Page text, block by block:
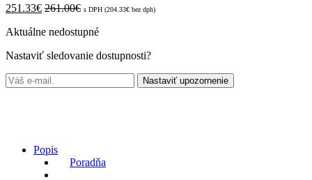
251.33€ 261.00€ s DPH (204.33€ bez dph)
Aktuálne nedostupné
Nastaviť sledovanie dostupnosti?
Nastaviť upozornenie
Popis
Poradňa